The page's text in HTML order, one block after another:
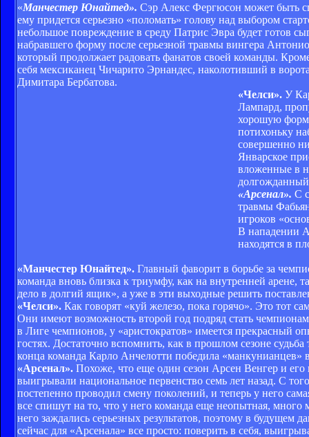
«Манчестер Юнайтед». Сэр Алекс Фергюсон может быть
ему придется серьезно «поломать» голову над выбором
небольшое повреждение в среду Патрис Эвра будет готов
набравшего форму после серьезной травмы вингера
который продолжает радовать фанатов своей команды.
себя мексиканец Чичарито Эрнандес, наколотивший в
Димитара Бербатова.
«Челси». У
Лампард,
хорошую
потихоньку
совершенно
Январское
вложенные в
«Арсенал». С
травмы
игроков
В нападении
находятся в
«Манчестер Юнайтед». Главный фаворит в борьбе за
команда вновь близка к триумфу, как на внутренней арене,
дело в долгий ящик», а уже в эти выходные решить
«Челси». Как говорят «куй железо, пока горячо». Это тот
Они имеют возможность второй год подряд стать
в Лиге чемпионов, у «аристократов» имеется прекрасный
гостях. Достаточно вспомнить, как в прошлом сезоне
конца команда Карло Анчелотти победила «манкунианцев»
«Арсенал». Похоже, что еще один сезон Арсен Венгер и
выигрывали национальное первенство семь лет назад. С
постепенно проводил смену поколений, и теперь у него
все спишут на то, что у него команда еще неопытная,
него заждались серьезных результатов, поэтому в будущем
сейчас для «Арсенала» все просто: поверить в себя,